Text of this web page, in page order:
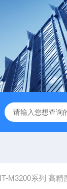
电源 固纬
M3200系列 高